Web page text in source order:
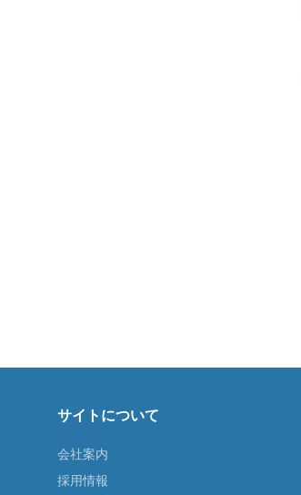
サイトについて
会社案内
採用情報